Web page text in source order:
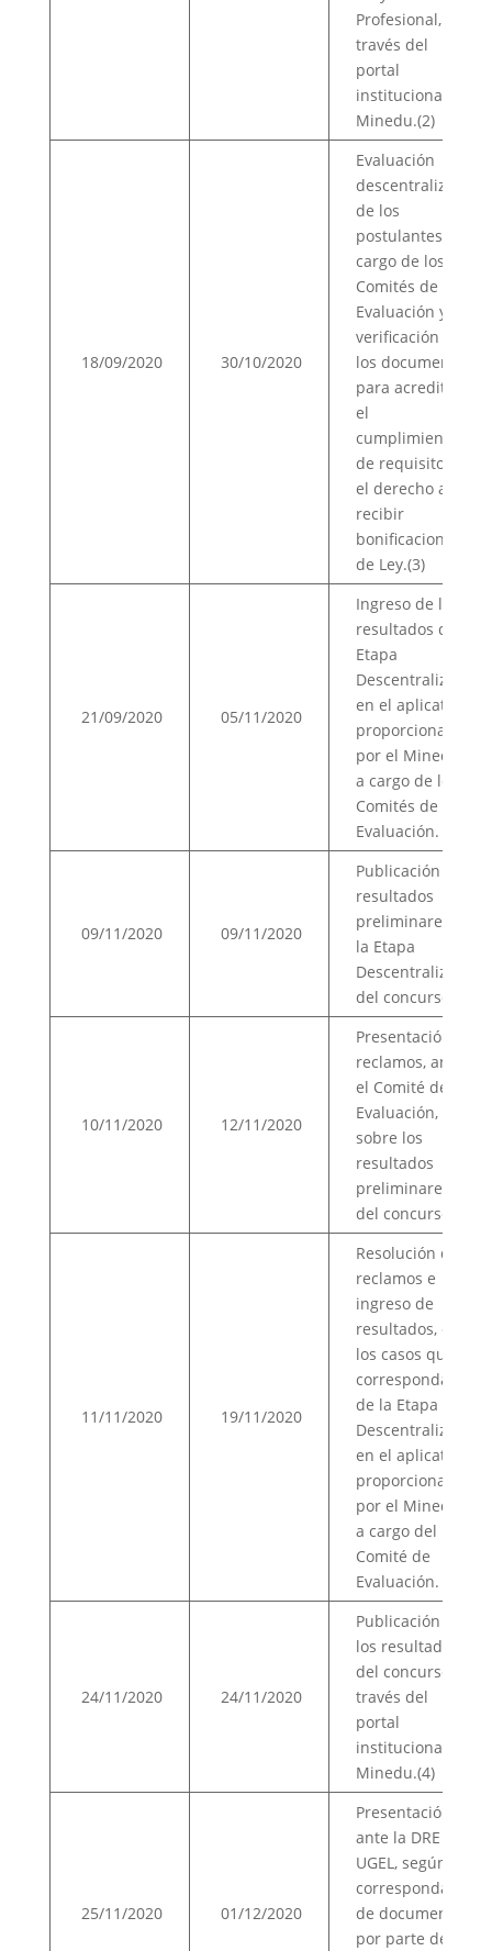
Profesional, a
través del
portal
institucional del
Minedu.(2)
18/09/2020 30/10/2020
Evaluación
descentralizada
de los
postulantes a
cargo de los
Comités de
Evaluación y
verificación de
los documentos
para acreditar
el
cumplimiento
de requisitos y
el derecho a
recibir
bonificaciones
de Ley.(3)
21/09/2020 05/11/2020
Ingreso de los
resultados de la
Etapa
Descentralizada
en el aplicativo
proporcionado
por el Minedu,
a cargo de los
Comités de
Evaluación.
09/11/2020 09/11/2020
Publicación de
resultados
preliminares de
la Etapa
Descentralizada
del concurso.(4)
10/11/2020 12/11/2020
Presentación de
reclamos, ante
el Comité de
Evaluación,
sobre los
resultados
preliminares
del concurso.
11/11/2020 19/11/2020
Resolución de
reclamos e
ingreso de
resultados, en
los casos que
corresponda,
de la Etapa
Descentralizada
en el aplicativo
proporcionado
por el Minedu,
a cargo del
Comité de
Evaluación.
24/11/2020 24/11/2020
Publicación de
los resultados
del concurso, a
través del
portal
institucional del
Minedu.(4)
25/11/2020 01/12/2020
Presentación
ante la DRE o
UGEL, según
corresponda,
de documentos
por parte de los